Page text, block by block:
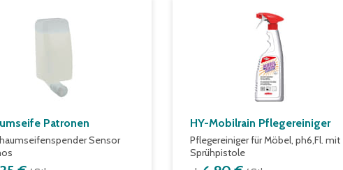
Patronen
Sensor
HY-Mobilrain Pflegereiniger
Pflegereiniger für Möbel, ph6,Fl. mit
Sprühpistole